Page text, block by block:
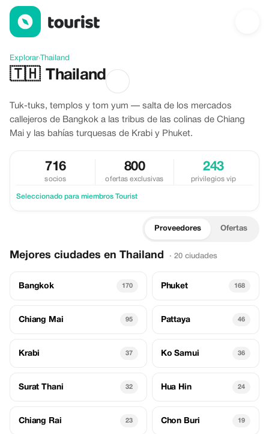
Descubre Thailand
Explorar› Thailand
🇹🇭 Thailand
Tuk-tuks, templos y tom yum — salta de los mercados
callejeros de Bangkok a las tribus de las colinas de Chiang
Mai y las bahías turquesas de Krabi y Phuket.
716
socios
800
ofertas exclusivas
243
privilegios vip
Seleccionado para miembros Tourist
Proveedores Ofertas
Mejores ciudades en Thailand · 20 ciudades
Bangkok 170 Phuket 168
Chiang Mai 95 Pattaya 46
Krabi 37 Ko Samui 36
Surat Thani 32 Hua Hin 24
Chiang Rai 23 Chon Buri 19